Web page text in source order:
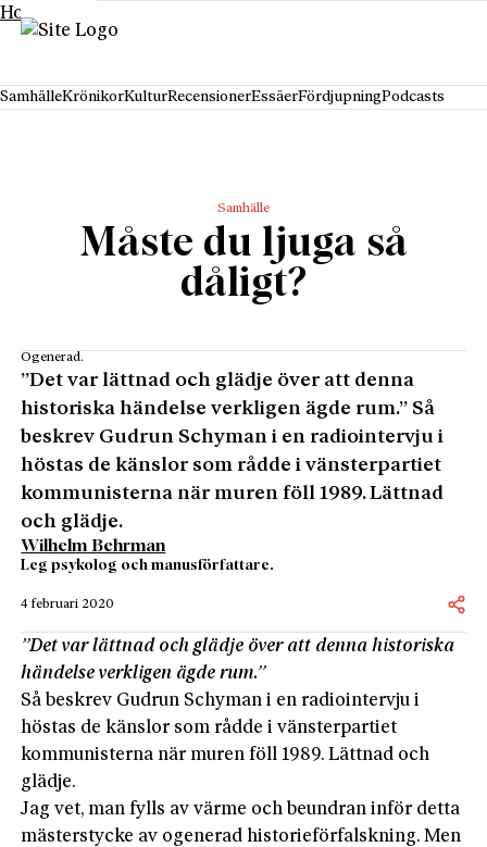
Hoppa till innehåll
SamhälleKrönikorKulturRecensionerEssäerFördjupningPodcasts
Samhälle
Måste du ljuga så
dåligt?
Ogenerad.
”Det var lättnad och glädje över att denna
historiska händelse verkligen ägde rum.” Så
beskrev Gudrun Schyman i en radiointervju i
höstas de känslor som rådde i vänsterpartiet
kommunisterna när muren föll 1989. Lättnad
och glädje.
Wilhelm Behrman
Leg psykolog och manusförfattare.
4 februari 2020
”Det var lättnad och glädje över att denna historiska
händelse verkligen ägde rum.”
Så beskrev Gudrun Schyman i en radiointervju i
höstas de känslor som rådde i vänsterpartiet
kommunisterna när muren föll 1989. Lättnad och
glädje.
Jag vet, man fylls av värme och beundran inför detta
mästerstycke av ogenerad historieförfalskning. Men